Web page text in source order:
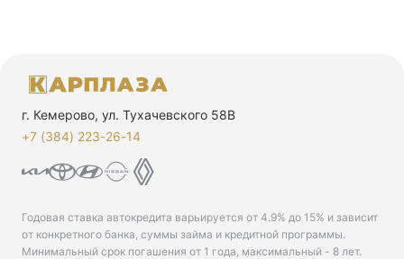
г. Кемерово, ул. Тухачевского 58В
+7 (384) 223-26-14‬
Годовая ставка автокредита варьируется от 4.9% до 15% и зависит
от конкретного банка, суммы займа и кредитной программы.
Минимальный срок погашения от 1 года, максимальный - 8 лет.